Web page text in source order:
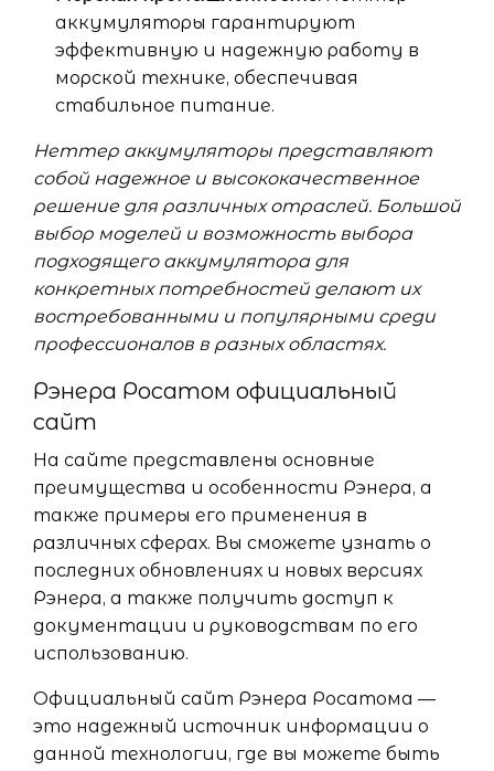
аккумуляторы гарантируют
эффективную и надежную работу в
морской технике, обеспечивая
стабильное питание.
Неттер аккумуляторы представляют
собой надежное и высококачественное
решение для различных отраслей. Большой
выбор моделей и возможность выбора
подходящего аккумулятора для
конкретных потребностей делают их
востребованными и популярными среди
профессионалов в разных областях.
Рэнера Росатом официальный
сайт
На сайте представлены основные
преимущества и особенности Рэнера, а
также примеры его применения в
различных сферах. Вы сможете узнать о
последних обновлениях и новых версиях
Рэнера, а также получить доступ к
документации и руководствам по его
использованию.
Официальный сайт Рэнера Росатома —
это надежный источник информации о
данной технологии, где вы можете быть